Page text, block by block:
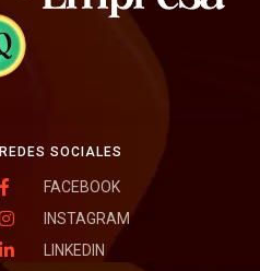
REDES SOCIALES
FACEBOOK
INSTAGRAM
LINKEDIN